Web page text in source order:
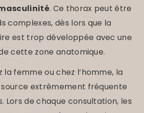
. Ce thorax peut être
complexes, dès lors que la
est trop développée avec une
cette zone anatomique.
la femme ou chez l’homme, la
extrêmement fréquente
Lors de chaque consultation, les